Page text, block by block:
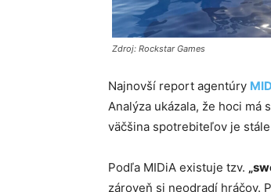
Zdroj: Rockstar Games
Najnovší report agentúry
Analýza ukázala, že hoci má
väčšina spotrebiteľov je
Podľa MIDiA existuje tzv.
zároveň si neodradí hráčov.